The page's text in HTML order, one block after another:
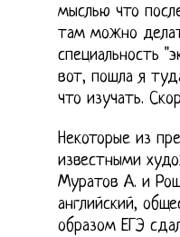
мыслью что
там можно
специальность
вот, пошла я
что изучать.
Некоторые из
известными
Муратов А. и
английский,
образом ЕГЭ